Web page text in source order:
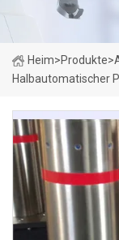
Heim>Produkte>
Halbautomatischer